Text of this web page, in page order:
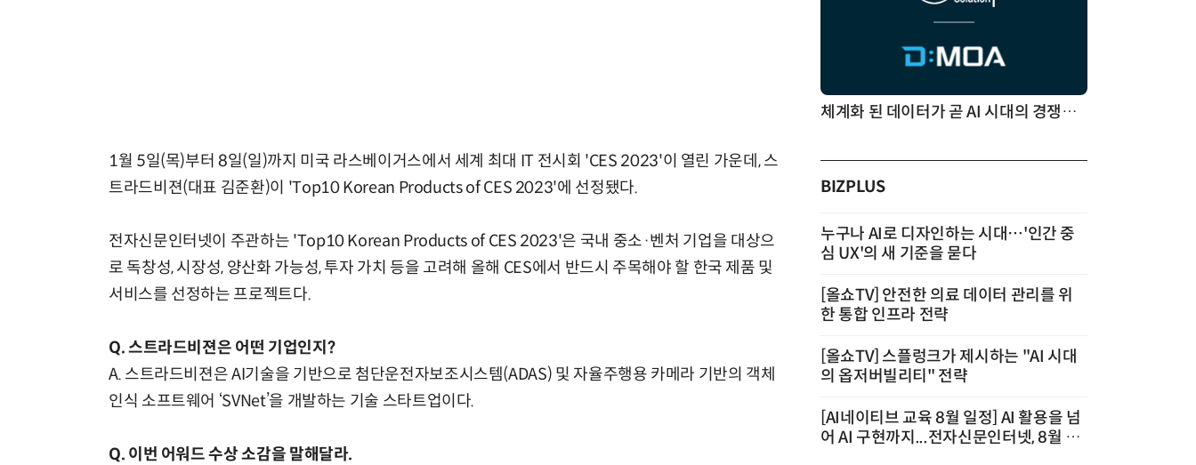
1월 5일(목)부터 8일(일)까지 미국 라스베이거스에서 세계 최대 IT 전시회 'CES 2023'이 열린 가운데, 스
트라드비젼(대표 김준환)이 'Top10 Korean Products of CES 2023'에 선정됐다.
전자신문인터넷이 주관하는 'Top10 Korean Products of CES 2023'은 국내 중소·벤처 기업을 대상으
로 독창성, 시장성, 양산화 가능성, 투자 가치 등을 고려해 올해 CES에서 반드시 주목해야 할 한국 제품 및
서비스를 선정하는 프로젝트다.
Q. 스트라드비젼은 어떤 기업인지?
A. 스트라드비젼은 AI기술을 기반으로 첨단운전자보조시스템(ADAS) 및 자율주행용 카메라 기반의 객체
인식 소프트웨어 ‘SVNet’을 개발하는 기술 스타트업이다.
Q. 이번 어워드 수상 소감을 말해달라.
체계화 된 데이터가 곧 AI 시대의 경쟁력이다
BIZPLUS
누구나 AI로 디자인하는 시대…'인간 중
심 UX'의 새 기준을 묻다
[올쇼TV] 안전한 의료 데이터 관리를 위
한 통합 인프라 전략
[올쇼TV] 스플렁크가 제시하는 "AI 시대
의 옵저버빌리티" 전략
[AI네이티브 교육 8월 일정] AI 활용을 넘
어 AI 구현까지...전자신문인터넷, 8월 실